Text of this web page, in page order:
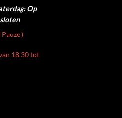
Op
)
18:30 tot